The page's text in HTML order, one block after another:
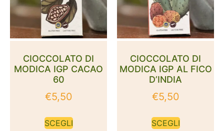
CIOCCOLATO DI
MODICA IGP CACAO
60
€5,50
SCEGLI
CIOCCOLATO DI
MODICA IGP AL FICO
D’INDIA
€5,50
SCEGLI